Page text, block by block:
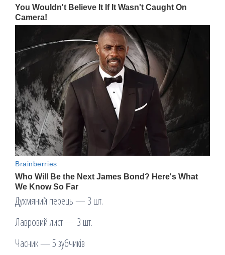
Духмяний перець — 3 шт.
Лавровий лист — 3 шт.
Часник — 5 зубчиків